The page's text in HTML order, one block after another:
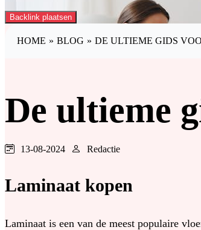
Backlink plaatsen
HOME » BLOG » DE ULTIEME GIDS
De ultieme
13-08-2024 Redactie
Laminaat kopen
Laminaat is een van de meest populaire